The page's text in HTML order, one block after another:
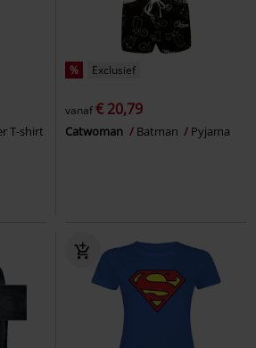
T-shirt
% Exclusief
vanaf€ 20,79
Catwoman Batman Pyjama